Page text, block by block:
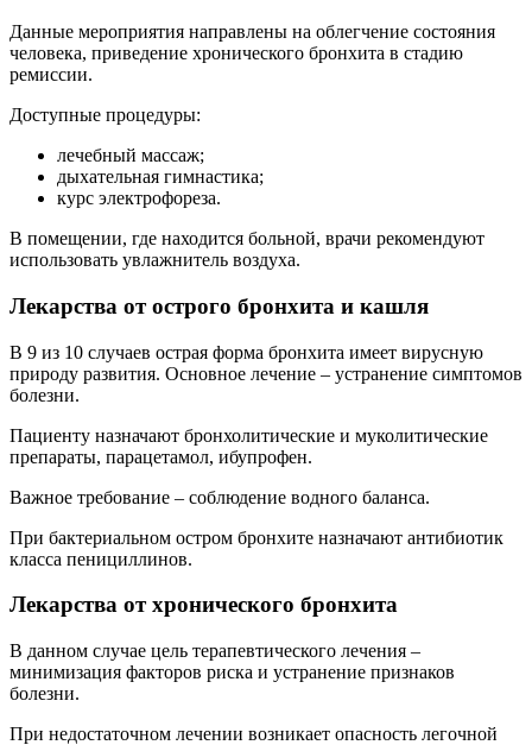
Данные мероприятия направлены на облегчение состояния
человека, приведение хронического бронхита в стадию
ремиссии.
Доступные процедуры:
лечебный массаж;
дыхательная гимнастика;
курс электрофореза.
В помещении, где находится больной, врачи рекомендуют
использовать увлажнитель воздуха.
Лекарства от острого бронхита и кашля
В 9 из 10 случаев острая форма бронхита имеет вирусную
природу развития. Основное лечение – устранение симптомов
болезни.
Пациенту назначают бронхолитические и муколитические
препараты, парацетамол, ибупрофен.
Важное требование – соблюдение водного баланса.
При бактериальном остром бронхите назначают антибиотик
класса пенициллинов.
Лекарства от хронического бронхита
В данном случае цель терапевтического лечения –
минимизация факторов риска и устранение признаков
болезни.
При недостаточном лечении возникает опасность легочной